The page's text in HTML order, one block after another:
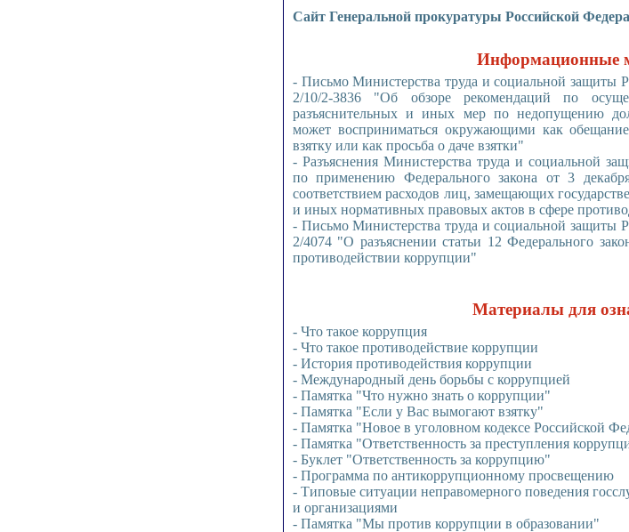
Сайт Генеральной прокуратуры Российской
Информационные
- Письмо Министерства труда и социальной защиты
2/10/2-3836 "Об обзоре рекомендаций по
разъяснительных и иных мер по недопущению
может восприниматься окружающими как
взятку или как просьба о даче взятки"
- Разъяснения Министерства труда и социальной
по применению Федерального закона от 3
соответствием расходов лиц, замещающих
и иных нормативных правовых актов в сфере
- Письмо Министерства труда и социальной защиты
2/4074 "О разъяснении статьи 12 Федерального
противодействии коррупции"
Материалы для
- Что такое коррупция
- Что такое противодействие коррупции
- История противодействия коррупции
- Международный день борьбы с коррупцией
- Памятка "Что нужно знать о коррупции"
- Памятка "Если у Вас вымогают взятку"
- Памятка "Новое в уголовном кодексе Российской
- Памятка "Ответственность за преступления
- Буклет "Ответственность за коррупцию"
- Программа по антикоррупционному просвещению
- Типовые ситуации неправомерного поведения
и организациями
- Памятка "Мы против коррупции в образовании"